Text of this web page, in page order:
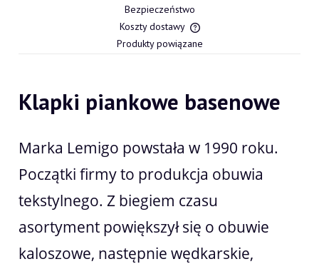
Bezpieczeństwo
Koszty dostawy
Produkty powiązane
Klapki piankowe basenowe
Marka Lemigo powstała w 1990 roku.
Początki firmy to produkcja obuwia
tekstylnego. Z biegiem czasu
asortyment powiększył się o obuwie
kaloszowe, następnie wędkarskie,